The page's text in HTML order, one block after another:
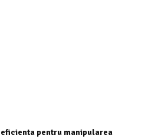
pentru manipularea